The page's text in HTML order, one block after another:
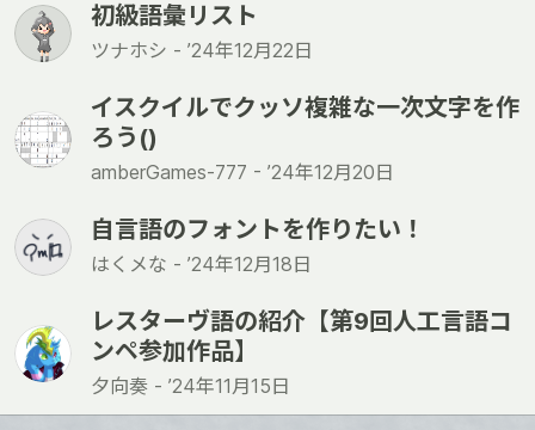
初級語彙リスト
ツナホシ - ’24年12月22日
イスクイルでクッソ複雑な一次文字を作
ろう()
amberGames-777 - ’24年12月20日
自言語のフォントを作りたい！
はくメな - ’24年12月18日
レスターヴ語の紹介【第9回人工言語コ
ンペ参加作品】
夕向奏 - ’24年11月15日